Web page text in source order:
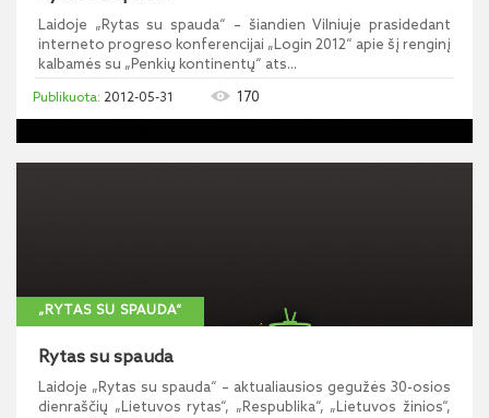
Laidoje „Rytas su spauda“ – šiandien Vilniuje prasidedant
interneto progreso konferencijai „Login 2012“ apie šį renginį
kalbamės su „Penkių kontinentų“ ats...
2012-05-31 170
„RYTAS SU SPAUDA“
Rytas su spauda
Laidoje „Rytas su spauda“ – aktualiausios gegužės 30-osios
dienraščių „Lietuvos rytas“, „Respublika“, „Lietuvos žinios“,